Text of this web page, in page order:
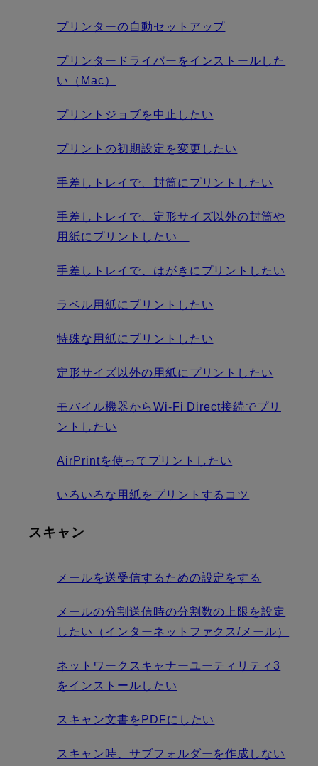
プリンターの自動セットアップ
プリンタードライバーをインストールした
い（Mac）
プリントジョブを中止したい
プリントの初期設定を変更したい
手差しトレイで、封筒にプリントしたい
手差しトレイで、定形サイズ以外の封筒や
用紙にプリントしたい
手差しトレイで、はがきにプリントしたい
ラベル用紙にプリントしたい
特殊な用紙にプリントしたい
定形サイズ以外の用紙にプリントしたい
モバイル機器からWi-Fi Direct接続でプリ
ントしたい
AirPrintを使ってプリントしたい
いろいろな用紙をプリントするコツ
スキャン
メールを送受信するための設定をする
メールの分割送信時の分割数の上限を設定
したい（インターネットファクス/メール）
ネットワークスキャナーユーティリティ3
をインストールしたい
スキャン文書をPDFにしたい
スキャン時、サブフォルダーを作成しない